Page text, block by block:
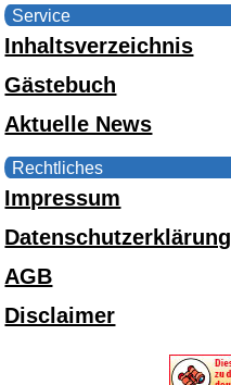
Service
Inhaltsverzeichnis
Gästebuch
Aktuelle News
Rechtliches
Impressum
Datenschutzerklärung
AGB
Disclaimer